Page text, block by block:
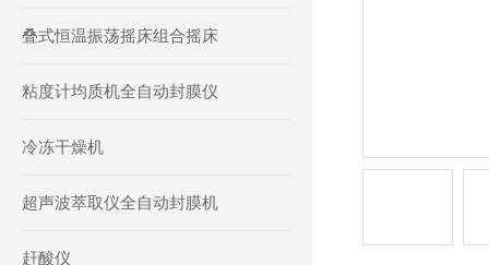
叠式恒温振荡摇床组合摇床
粘度计均质机全自动封膜仪
冷冻干燥机
超声波萃取仪全自动封膜机
赶酸仪